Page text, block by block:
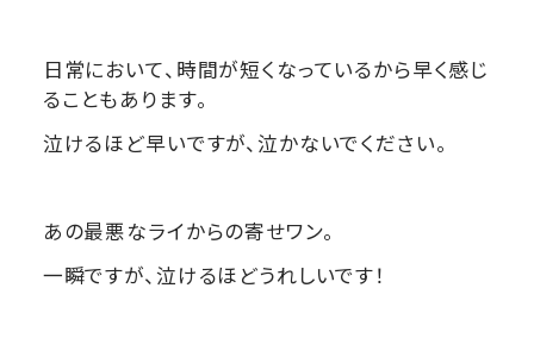
日常において、時間が短くなっているから早く感じ
ることもあります。
泣けるほど早いですが、泣かないでください。
あの最悪なライからの寄せワン。
一瞬ですが、泣けるほどうれしいです！